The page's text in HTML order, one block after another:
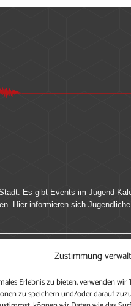
Zustimmung
Erlebnis zu bieten, verwenden wir
zu speichern und/oder darauf
Es gibt Events im Jugend-
Hier informieren sich
teile deine Perspektive und
nutzen zu können, ein Profil